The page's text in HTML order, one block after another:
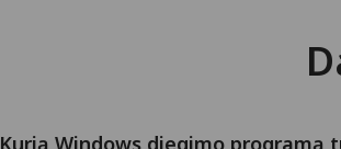
Kurią Windows diegimo programą